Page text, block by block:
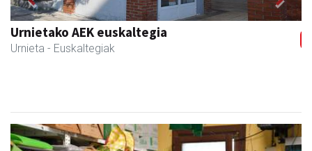
Urnietako AEK euskaltegia
Urnieta - Euskaltegiak
Previous Next